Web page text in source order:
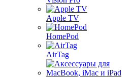
Apple TV
HomePod
AirTag